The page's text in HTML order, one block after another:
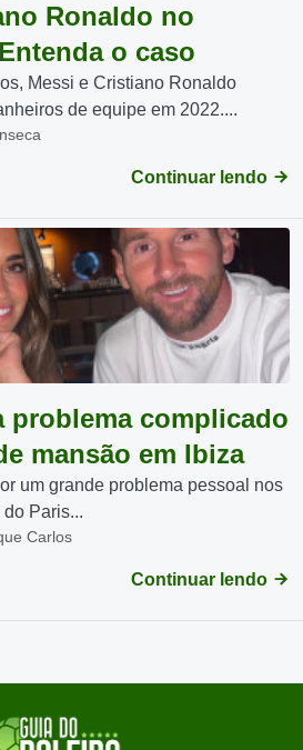
Ronaldo no
o caso
Messi e Cristiano Ronaldo
de equipe em 2022....
Continuar lendo
problema complicado
mansão em Ibiza
um grande problema pessoal nos
Paris...
Carlos
Continuar lendo